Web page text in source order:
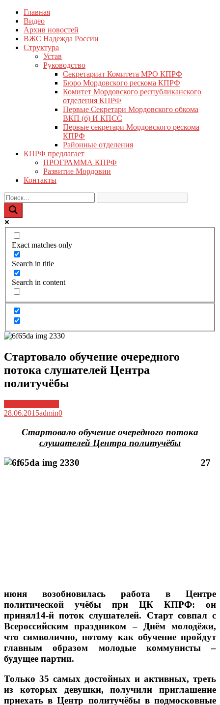
Перейти
содержимому
КПРФ Мордовия
Мордовское Региональное отделение КПРФ
Главная
Видео
Архив новостей
ВЖС Надежда России
Структура
Устав
Руководство
Секретариат Комитета МРО КПРФ
Бюро Мордовского рескома КПРФ
Комитет Мордовского республиканского
отделения КПРФ
Первые Секретари Мордовского обкома
ВКП (б) И КПСС
Первые секретари Мордовского рескома
КПРФ
Районные отделения
КПРФ предлагает
ПРОГРАММА КПРФ
Развитие Мордовии
Контакты
Exact matches only
Search in title
Search in content
Стартовало обучение очередного
потока слушателей Центра
политучёбы
28.06.2015admin0
Стартовало обучение очередного потока
слушателей Центра политучёбы
27
июня возобновилась работа в Центре
политической учёбы при ЦК КПРФ: он
принял14-й поток слушателей. Старт совпал с
Всероссийским праздником – Днём молодёжи,
что символично, потому как обучение пройдут
главным образом молодые коммунисты –
будущее партии.
Только 35 самых достойных и активных, треть
из которых девушки, получили приглашение
приехать в Центр политучёбы в подмосковные